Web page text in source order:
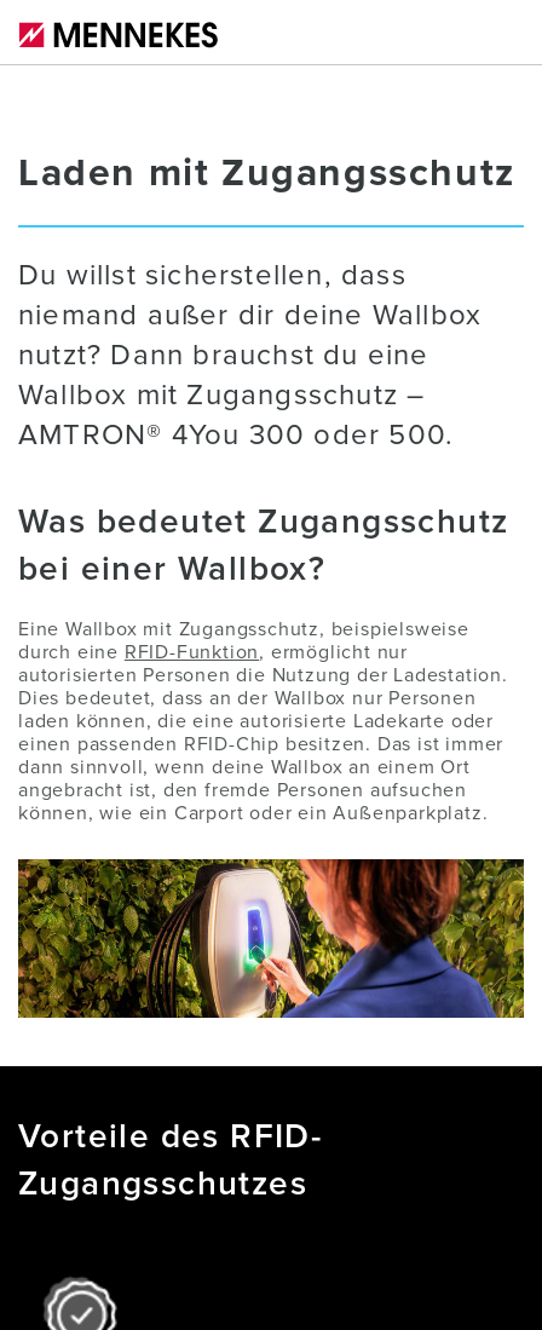
Laden mit Zugangsschutz
Du willst sicherstellen, dass
niemand außer dir deine Wallbox
nutzt? Dann brauchst du eine
Wallbox mit Zugangsschutz –
AMTRON® 4You 300 oder 500.
Was bedeutet Zugangsschutz
bei einer Wallbox?
Eine Wallbox mit Zugangsschutz, beispielsweise
durch eine RFID-Funktion, ermöglicht nur
autorisierten Personen die Nutzung der Ladestation.
Dies bedeutet, dass an der Wallbox nur Personen
laden können, die eine autorisierte Ladekarte oder
einen passenden RFID-Chip besitzen. Das ist immer
dann sinnvoll, wenn deine Wallbox an einem Ort
angebracht ist, den fremde Personen aufsuchen
können, wie ein Carport oder ein Außenparkplatz.
Vorteile des RFID-
Zugangsschutzes